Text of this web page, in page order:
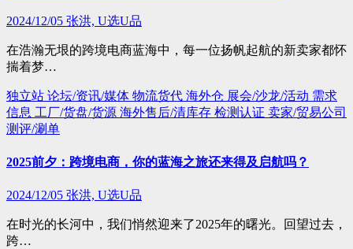
2024/12/05 张洪, U选U品
在浩瀚无垠的跨境电商蓝海中，每一位扬帆起航的新卖家都怀
揣着梦…
独立站 论坛/资讯/媒体 物流货代 海外仓 展会/沙龙/活动 需求
信息 工厂/货盘/货源 海外售后/清库存 检测认证 卖家/贸易公司
测评/涮单
2025前夕：跨境电商，你的蓝海之旅还来得及启航吗？
2024/12/05 张洪, U选U品
在时光的长河中，我们悄然迎来了2025年的曙光。回望过去，
跨…